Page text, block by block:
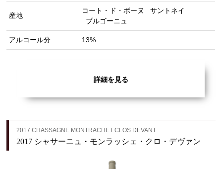
産地
コート・ド・ボーヌ
サントネイ
ブルゴーニュ
アルコール分 13%
詳細を見る
2017 CHASSAGNE MONTRACHET CLOS DEVANT
2017 シャサーニュ・モンラッシェ・クロ・デヴァン